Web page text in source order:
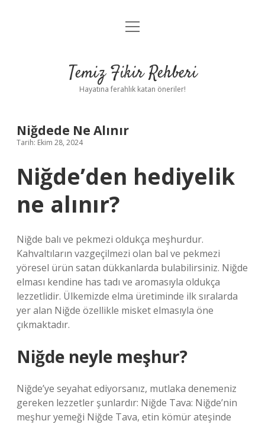
Anasayfa
Yasal Uyarı
menüyü
Temiz Fikir Rehberi
Hayatına ferahlık katan öneriler!
Niğdede Ne Alınır
Tarih: Ekim 28, 2024
Niğde’den hediyelik
ne alınır?
Niğde balı ve pekmezi oldukça meşhurdur.
Kahvaltıların vazgeçilmezi olan bal ve pekmezi
yöresel ürün satan dükkanlarda bulabilirsiniz. Niğde
elması kendine has tadı ve aromasıyla oldukça
lezzetlidir. Ülkemizde elma üretiminde ilk sıralarda
yer alan Niğde özellikle misket elmasıyla öne
çıkmaktadır.
Niğde neyle meşhur?
Niğde’ye seyahat ediyorsanız, mutlaka denemeniz
gereken lezzetler şunlardır: Niğde Tava: Niğde’nin
meşhur yemeği Niğde Tava, etin kömür ateşinde